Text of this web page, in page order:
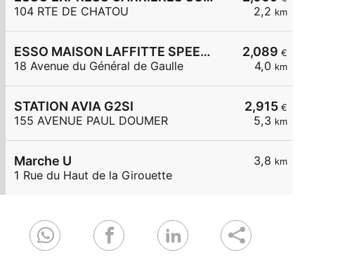
2,2 km
104 RTE DE CHATOU
2,089 €
4,0 km
ESSO MAISON LAFFITTE SPEEDY
18 Avenue du Général de Gaulle
2,915 €
5,3 km
STATION AVIA G2SI
155 AVENUE PAUL DOUMER
3,8 km
Marche U
1 Rue du Haut de la Girouette